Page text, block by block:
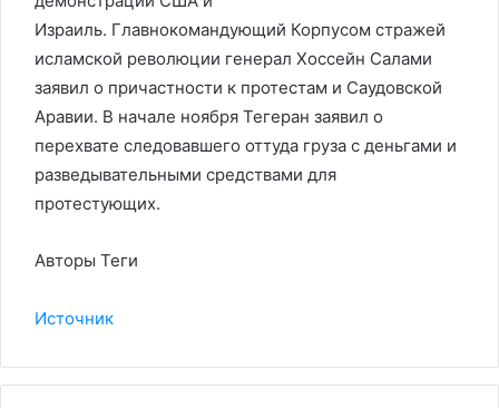
Израиль. Главнокомандующий Корпусом стражей
исламской революции генерал Хоссейн Салами
заявил о причастности к протестам и Саудовской
Аравии. В начале ноября Тегеран заявил о
перехвате следовавшего оттуда груза с деньгами и
разведывательными средствами для
протестующих.
Авторы Теги
Источник